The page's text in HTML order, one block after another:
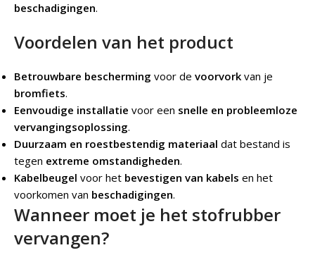
beschadigingen.
Voordelen van het product
Betrouwbare bescherming voor de voorvork van je
bromfiets.
Eenvoudige installatie voor een snelle en probleemloze
vervangingsoplossing.
Duurzaam en roestbestendig materiaal dat bestand is
tegen extreme omstandigheden.
Kabelbeugel voor het bevestigen van kabels en het
voorkomen van beschadigingen.
Wanneer moet je het stofrubber
vervangen?